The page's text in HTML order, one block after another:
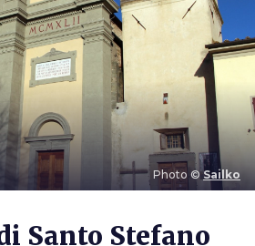
Photo © Sailko
Santo Stefano